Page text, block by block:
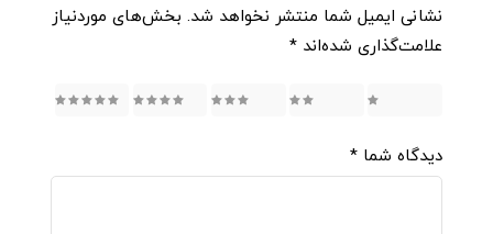
نشانی ایمیل شما منتشر نخواهد شد. بخش‌های موردنیاز
علامت‌گذاری شده‌اند *
5
دیدگاه شما *